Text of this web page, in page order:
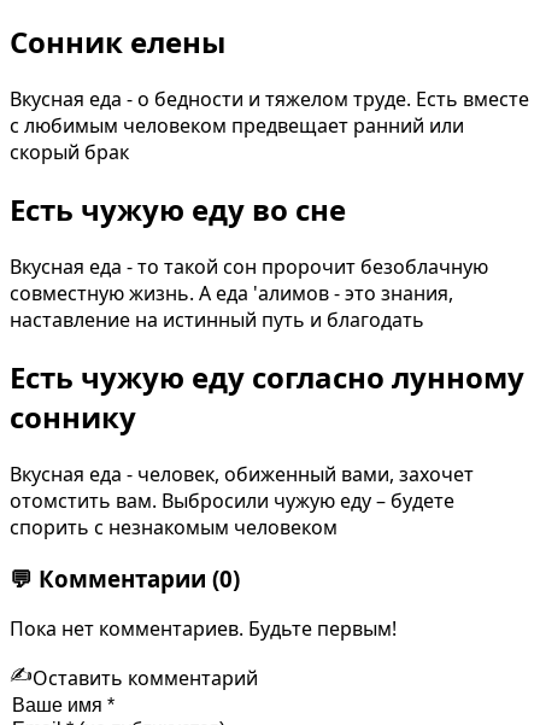
Сонник елены
Вкусная еда - о бедности и тяжелом труде. Есть вместе
с любимым человеком предвещает ранний или
скорый брак
Есть чужую еду во сне
Вкусная еда - то такой сон пророчит безоблачную
совместную жизнь. А еда 'алимов - это знания,
наставление на истинный путь и благодать
Есть чужую еду согласно лунному
соннику
Вкусная еда - человек, обиженный вами, захочет
отомстить вам. Выбросили чужую еду – будете
спорить с незнакомым человеком
💬 Комментарии (0)
Пока нет комментариев. Будьте первым!
✍️Оставить комментарий